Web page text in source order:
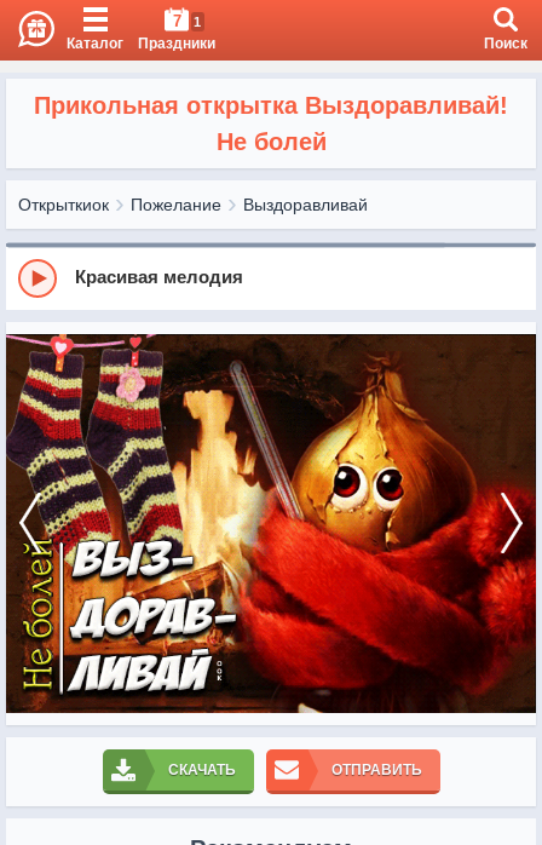
Каталог
7 1
Праздники Поиск
Прикольная открытка Выздоравливай!
Не болей
Открыткиок Пожелание Выздоравливай
Красивая мелодия
СКАЧАТЬ ОТПРАВИТЬ